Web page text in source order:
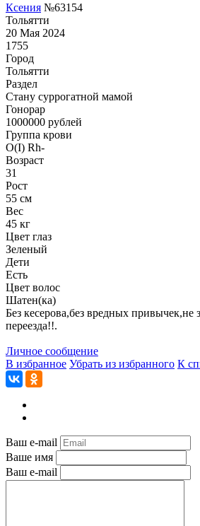
Ксения №63154
Тольятти
20 Мая 2024
1755
Город
Тольятти
Раздел
Cтану суррогатной мамой
Гонoрар
1000000 рублей
Группа крови
O(I) Rh-
Возраст
31
Рост
55 см
Вес
45 кг
Цвет глаз
Зеленый
Дети
Есть
Цвет волос
Шатен(ка)
Без кесерова,без вредных привычек,не
переезда!!.
Личное сообщение
В избранное Убрать из избранного К
Ваш e-mail
Ваше имя
Ваш e-mail